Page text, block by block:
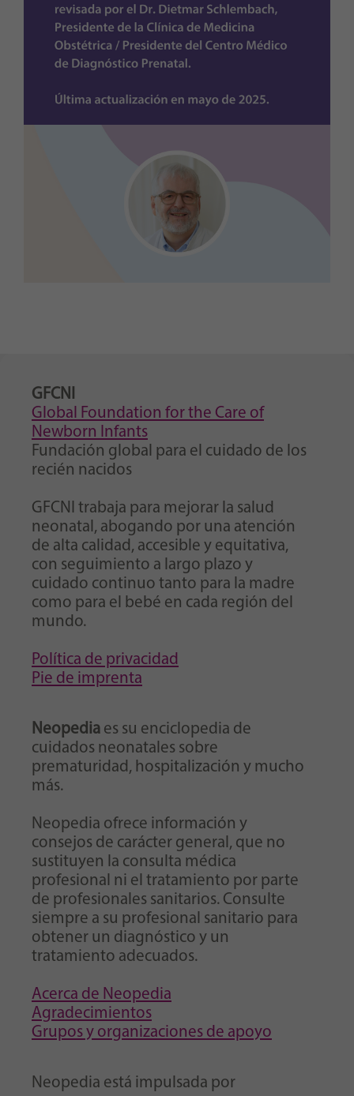
GFCNI
Global Foundation for the Care of
Newborn Infants
Fundación global para el cuidado de los
recién nacidos
GFCNI trabaja para mejorar la salud
neonatal, abogando por una atención
de alta calidad, accesible y equitativa,
con seguimiento a largo plazo y
cuidado continuo tanto para la madre
como para el bebé en cada región del
mundo.
Política de privacidad
Pie de imprenta
Neopedia es su enciclopedia de
cuidados neonatales sobre
prematuridad, hospitalización y mucho
más.
Neopedia ofrece información y
consejos de carácter general, que no
sustituyen la consulta médica
profesional ni el tratamiento por parte
de profesionales sanitarios. Consulte
siempre a su profesional sanitario para
obtener un diagnóstico y un
tratamiento adecuados.
Acerca de Neopedia
Agradecimientos
Grupos y organizaciones de apoyo
Neopedia está impulsada por